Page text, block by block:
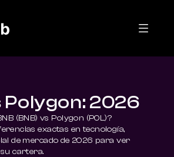
Polygon: 2026
(BNB) vs Polygon (POL)?
exactas en tecnología,
de mercado de 2026 para ver
cartera.